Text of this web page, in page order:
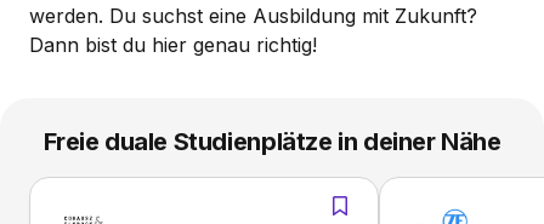
werden. Du suchst eine Ausbildung mit Zukunft?
Dann bist du hier genau richtig!
Freie duale Studienplätze in deiner Nähe